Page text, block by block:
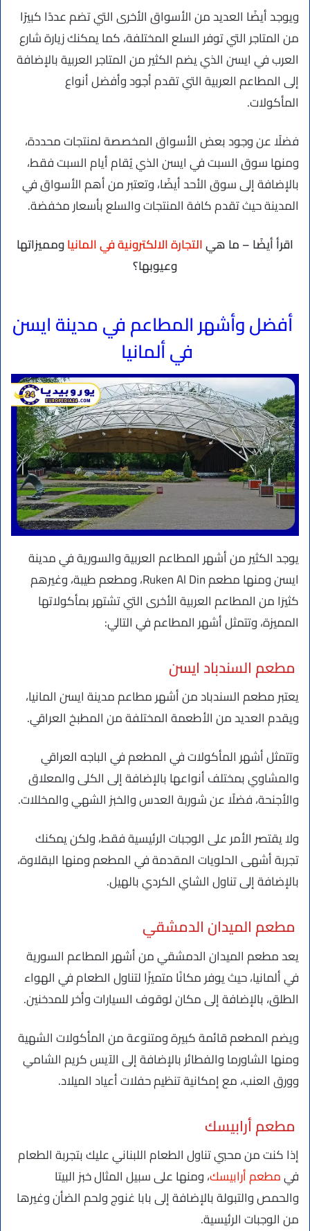
ويوجد أيضًا العديد من الأسواق الأخرى التي تضم عددًا كبيرًا
من المتاجر التي توفر السلع المختلفة، كما يمكنك زيارة شارع
العرب في ايسن الذي يضم الكثير من المتاجر العربية بالإضافة
إلى المطاعم العربية التي تقدم أجود وأفضل أنواع
المأكولات.
فضلًا عن وجود بعض الأسواق المخصصة لمنتجات محددة،
ومنها سوق السبت في ايسن الذي يُقام أيام السبت فقط،
بالإضافة إلى سوق الأحد أيضًا، وتعتبر من أهم الأسواق في
المدينة حيث تقدم كافة المنتجات والسلع بأسعار مخفضة.
اقرأ أيضًا – ما هيالتجارة الالكترونية في المانياومميزاتها
وعيوبها؟
أفضل وأشهر المطاعم في مدينة ايسن
في ألمانيا
يوجد الكثير من أشهر المطاعم العربية والسورية في مدينة
ايسن ومنها مطعم Ruken Al Din، ومطعم طيبة، وغيرهم
كثيرَا من المطاعم العربية الأخرى التي تشتهر بمأكولاتها
المميزة، وتتمثل أشهر المطاعم في التالي:
مطعم السندباد ايسن
يعتبر مطعم السندباد من أشهر مطاعم مدينة ايسن المانيا،
ويقدم العديد من الأطعمة المختلفة من المطبخ العراقي.
وتتمثل أشهر المأكولات في المطعم في الباجه العراقي
والمشاوي بمختلف أنواعها بالإضافة إلى الكلى والمعلاق
والأجنحة، فضلًا عن شوربة العدس والخبز الشهي والمخللات.
ولا يقتصر الأمر على الوجبات الرئيسية فقط، ولكن يمكنك
تجربة أشهى الحلويات المقدمة في المطعم ومنها البقلاوة،
بالإضافة إلى تناول الشاي الكردي بالهيل.
مطعم الميدان الدمشقي
يعد مطعم الميدان الدمشقي من أشهر المطاعم السورية
في ألمانيا، حيث يوفر مكانًا متميزًا لتناول الطعام في الهواء
الطلق، بالإضافة إلى مكان لوقوف السيارات وأخر للمدخنين.
ويضم المطعم قائمة كبيرة ومتنوعة من المأكولات الشهية
ومنها الشاورما والفطائر بالإضافة إلى الآيس كريم الشامي
وورق العنب، مع إمكانية تنظيم حفلات أعياد الميلاد.
مطعم أرابيسك
إذا كنت من محبي تناول الطعام اللبناني عليك بتجربة الطعام
فيمطعم أرابيسك، ومنها على سبيل المثال خبز البيتا
والحمص والتبولة بالإضافة إلى بابا غنوج ولحم الضأن وغيرها
من الوجبات الرئيسية.